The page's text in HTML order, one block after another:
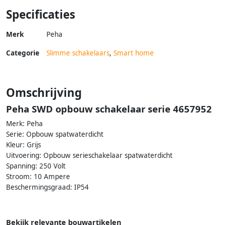
Specificaties
Merk Peha
Categorie Slimme schakelaars, Smart home
Omschrijving
Peha SWD opbouw schakelaar serie 4657952
Merk: Peha
Serie: Opbouw spatwaterdicht
Kleur: Grijs
Uitvoering: Opbouw serieschakelaar spatwaterdicht
Spanning: 250 Volt
Stroom: 10 Ampere
Beschermingsgraad: IP54
Bekijk relevante bouwartikelen